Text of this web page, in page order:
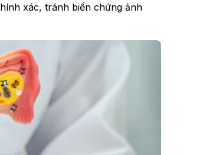
xác, tránh biến chứng ảnh